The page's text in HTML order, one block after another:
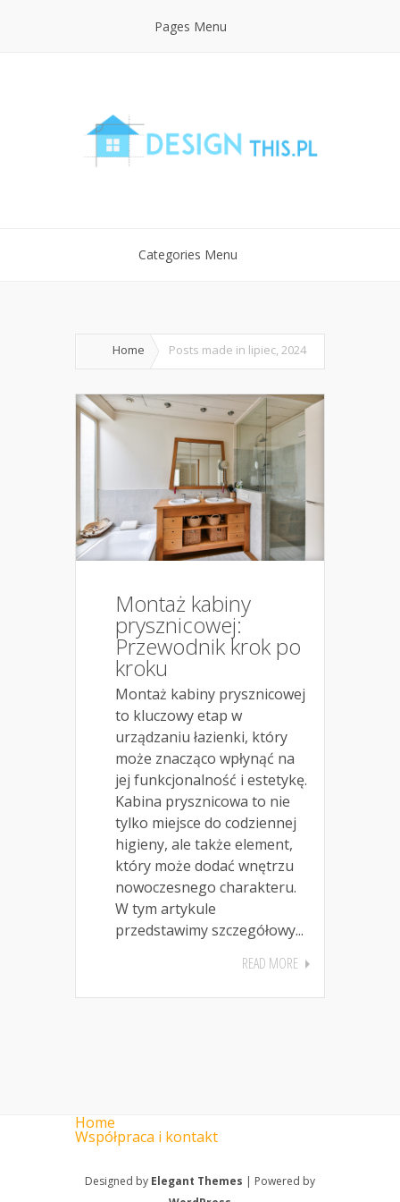
Pages Menu
Categories Menu
Home Posts made in lipiec, 2024
Montaż kabiny
prysznicowej:
Przewodnik krok po
kroku
Montaż kabiny prysznicowej
to kluczowy etap w
urządzaniu łazienki, który
może znacząco wpłynąć na
jej funkcjonalność i estetykę.
Kabina prysznicowa to nie
tylko miejsce do codziennej
higieny, ale także element,
który może dodać wnętrzu
nowoczesnego charakteru.
W tym artykule
przedstawimy szczegółowy...
READ MORE
Home
Współpraca i kontakt
Designed by Elegant Themes | Powered by